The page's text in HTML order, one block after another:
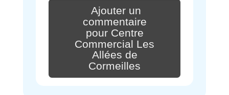
Ajouter un
commentaire
pour Centre
Commercial Les
Allées de
Cormeilles